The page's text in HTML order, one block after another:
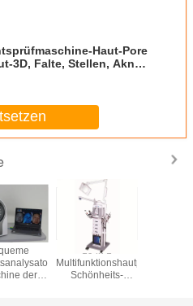
Haut-Pore
3D, Falte, Stellen, Akne-
der
19 in 1
Multifunktionshautpflege-
Schönheits-